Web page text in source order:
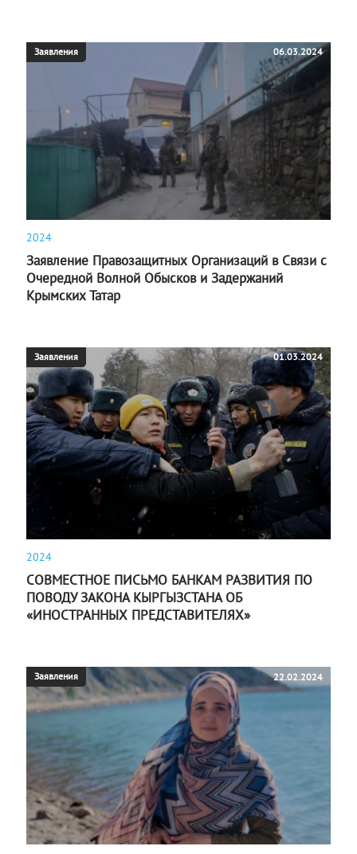
Заявления 06.03.2024
2024
Заявление Правозащитных Организаций в Связи с
Очередной Волной Обысков и Задержаний
Крымских Татар
Заявления 01.03.2024
2024
СОВМЕСТНОЕ ПИСЬМО БАНКАМ РАЗВИТИЯ ПО
ПОВОДУ ЗАКОНА КЫРГЫЗСТАНА ОБ
«ИНОСТРАННЫХ ПРЕДСТАВИТЕЛЯХ»
Заявления 22.02.2024